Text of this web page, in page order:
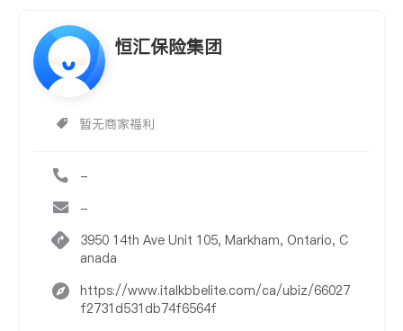
恒汇保险集团
暂无商家福利
-
-
3950 14th Ave Unit 105, Markham, Ontario, C
anada
https://www.italkbbelite.com/ca/ubiz/66027
f2731d531db74f6564f